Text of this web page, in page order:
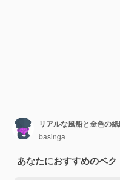
リアルな風船と金色の
basinga
あなたにおすすめのベク